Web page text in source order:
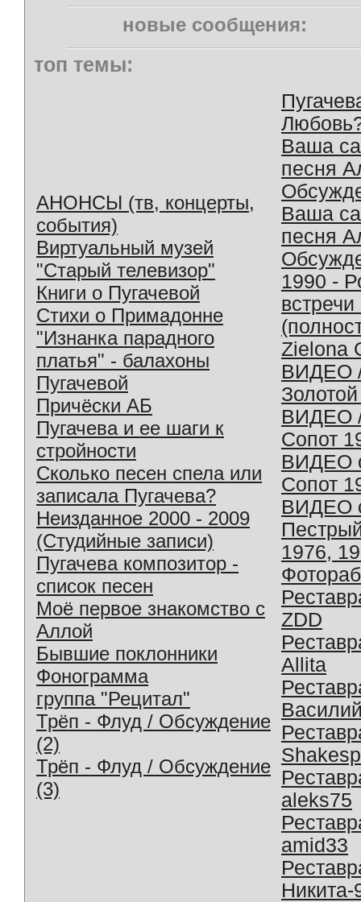
новые сообщения:
топ темы:
АНОНСЫ (тв, концерты,
события)
Виртуальный музей
"Старый телевизор"
Книги о Пугачевой
Стихи о Примадонне
"Изнанка парадного
платья" - балахоны
Пугачевой
Причёски АБ
Пугачева и ее шаги к
стройности
Сколько песен спела или
записала Пугачева?
Неизданное 2000 - 2009
(Студийные записи)
Пугачева композитор -
список песен
Моё первое знакомство с
Аллой
Бывшие поклонники
Фонограмма
группа "Рецитал"
Трёп - Флуд / Обсуждение
(2)
Трёп - Флуд / Обсуждение
(3)
Ваша
песня
Ваша
песня
1990 -
Zielona
ВИДЕО
ВИДЕО
Сопот
ВИДЕО
Сопот
ВИДЕО
1976,
ZDD
Allita
aleks75
amid33
Никита-